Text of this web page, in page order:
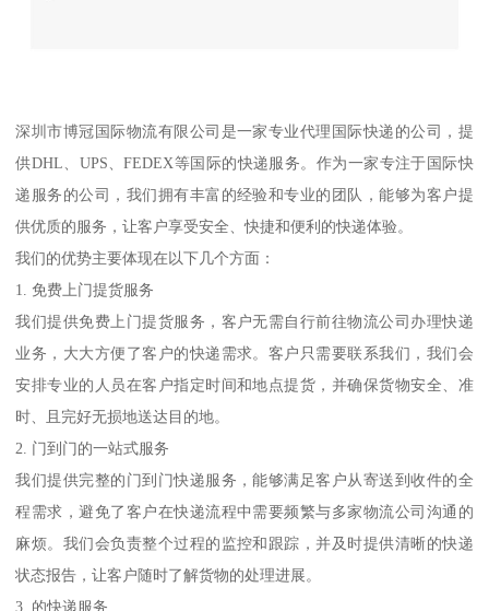
深圳市博冠国际物流有限公司是一家专业代理国际快递的公司，提
供DHL、UPS、FEDEX等国际的快递服务。作为一家专注于国际快
递服务的公司，我们拥有丰富的经验和专业的团队，能够为客户提
供优质的服务，让客户享受安全、快捷和便利的快递体验。
我们的优势主要体现在以下几个方面：
1. 免费上门提货服务
我们提供免费上门提货服务，客户无需自行前往物流公司办理快递
业务，大大方便了客户的快递需求。客户只需要联系我们，我们会
安排专业的人员在客户指定时间和地点提货，并确保货物安全、准
时、且完好无损地送达目的地。
2. 门到门的一站式服务
我们提供完整的门到门快递服务，能够满足客户从寄送到收件的全
程需求，避免了客户在快递流程中需要频繁与多家物流公司沟通的
麻烦。我们会负责整个过程的监控和跟踪，并及时提供清晰的快递
状态报告，让客户随时了解货物的处理进展。
3. 的快递服务